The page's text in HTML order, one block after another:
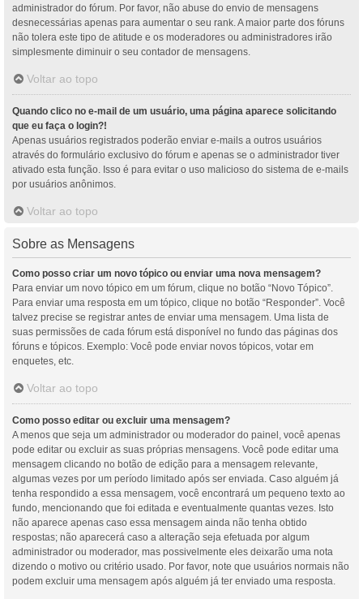
administrador do fórum. Por favor, não abuse do envio de mensagens
desnecessárias apenas para aumentar o seu rank. A maior parte dos fóruns
não tolera este tipo de atitude e os moderadores ou administradores irão
simplesmente diminuir o seu contador de mensagens.
Voltar ao topo
Quando clico no e-mail de um usuário, uma página aparece solicitando
que eu faça o login?!
Apenas usuários registrados poderão enviar e-mails a outros usuários
através do formulário exclusivo do fórum e apenas se o administrador tiver
ativado esta função. Isso é para evitar o uso malicioso do sistema de e-mails
por usuários anônimos.
Voltar ao topo
Sobre as Mensagens
Como posso criar um novo tópico ou enviar uma nova mensagem?
Para enviar um novo tópico em um fórum, clique no botão “Novo Tópico”.
Para enviar uma resposta em um tópico, clique no botão “Responder”. Você
talvez precise se registrar antes de enviar uma mensagem. Uma lista de
suas permissões de cada fórum está disponível no fundo das páginas dos
fóruns e tópicos. Exemplo: Você pode enviar novos tópicos, votar em
enquetes, etc.
Voltar ao topo
Como posso editar ou excluir uma mensagem?
A menos que seja um administrador ou moderador do painel, você apenas
pode editar ou excluir as suas próprias mensagens. Você pode editar uma
mensagem clicando no botão de edição para a mensagem relevante,
algumas vezes por um período limitado após ser enviada. Caso alguém já
tenha respondido a essa mensagem, você encontrará um pequeno texto ao
fundo, mencionando que foi editada e eventualmente quantas vezes. Isto
não aparece apenas caso essa mensagem ainda não tenha obtido
respostas; não aparecerá caso a alteração seja efetuada por algum
administrador ou moderador, mas possivelmente eles deixarão uma nota
dizendo o motivo ou critério usado. Por favor, note que usuários normais não
podem excluir uma mensagem após alguém já ter enviado uma resposta.